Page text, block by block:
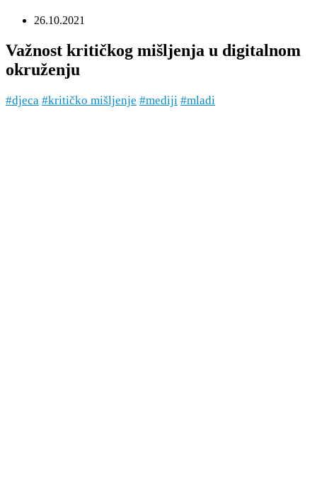
26.10.2021
Važnost kritičkog mišljenja u digitalnom
okruženju
#djeca #kritičko mišljenje #mediji #mladi